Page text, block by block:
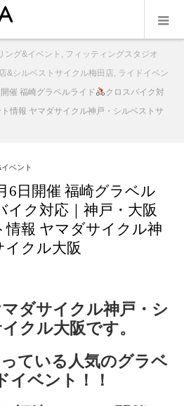
ング&イベント , フィッティングスタジオ
&シルベストサイクル梅田店, ライドイベン
催 福崎グラベルライド
クロスバイク対
情報 ヤマダサイクル神戸・シルベストサ
ベント
6日開催 福崎グラベル
イク対応｜神戸・大阪
報 ヤマダサイクル神
イクル大阪
ダサイクル神戸・シ
クル大阪です。
ている人気のグラベ
イベント！！